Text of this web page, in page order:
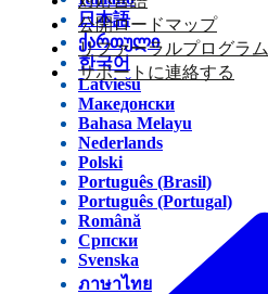
日本語
ქართული
한국어
Latviešu
Македонски
Bahasa Melayu
Nederlands
Polski
Português (Brasil)
Português (Portugal)
Română
Српски
Svenska
ภาษาไทย
公開ロードマップ
リファーラルプログラム
サポートに連絡する